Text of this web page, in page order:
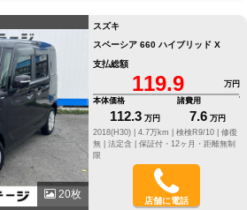
20枚
スズキ
スペーシア 660 ハイブリッド X
支払総額
119.9
万円
本体価格
112.3 万円
諸費用
7.6 万円
2018(H30) |
4.7万km | 検検R9/10 | 修復
無 | 法定含 | 保証付・12ヶ月・距離無制
限
店舗に電話